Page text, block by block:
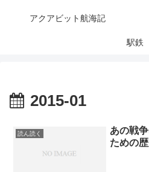
アクアビット航海記
駅鉄
2015-01
読ん読く
あの戦
ための